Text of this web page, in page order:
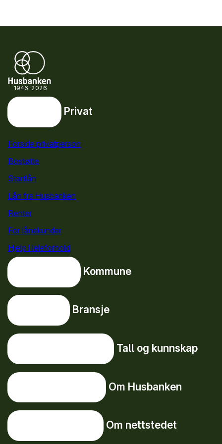
1946-2026
Privat
Forside privatperson
Bostøtte
Startlån
Lån fra Husbanken
Renter
For lånekunder
Hjelp i leieforhold
Kommune
Bransje
Tall og kunnskap
Om Husbanken
Om nettstedet